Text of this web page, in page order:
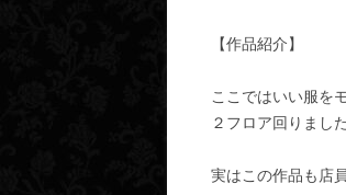
【作品紹介】
ここではいい服を
２フロア回りまし
実はこの作品も店